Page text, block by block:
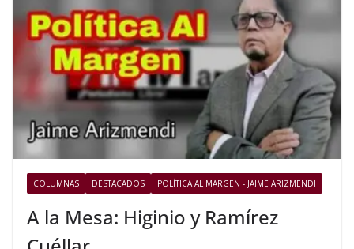
COLUMNAS DESTACADOS POLÍTICA AL MARGEN - JAIME ARIZMENDI
A la Mesa: Higinio y Ramírez